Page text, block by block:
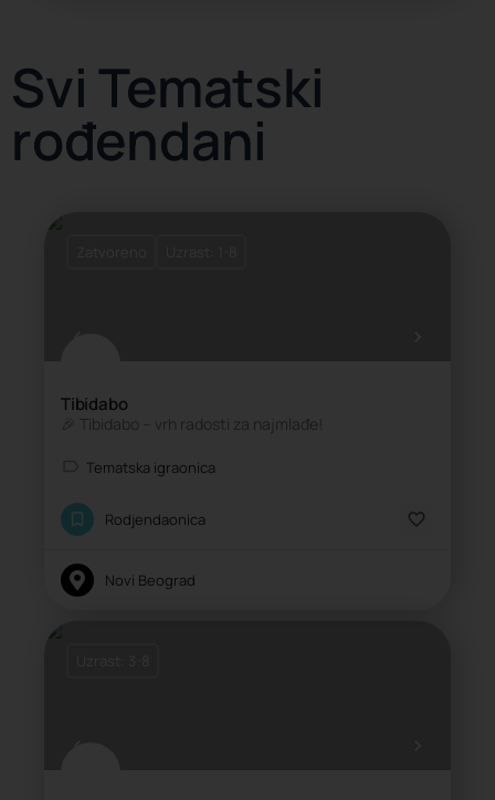
Svi Tematski
rođendani
Tibidabo
🎉 Tibidabo – vrh radosti za najmlađe!
Tematska igraonica
Rodjendaonica
Novi Beograd